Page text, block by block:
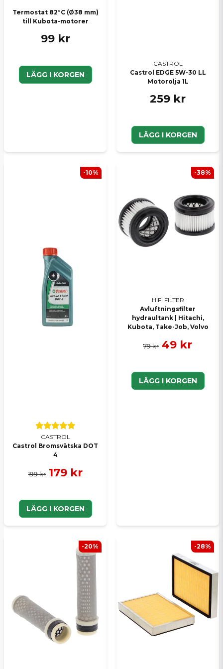
Termostat 82°C (Ø38 mm)
till Kubota-motorer
99 kr
LÄGG I KORGEN
CASTROL
Castrol EDGE 5W-30 LL
Motorolja 1L
259 kr
LÄGG I KORGEN
CASTROL
Castrol Bromsvätska DOT
4
199 kr 179 kr
LÄGG I KORGEN
-10%
HIFI FILTER
Avluftningsfilter
hydraultank | Hitachi,
Kubota, Take-Job, Volvo
79 kr 49 kr
LÄGG I KORGEN
-38%
-20% -28%
Skicka en fråga